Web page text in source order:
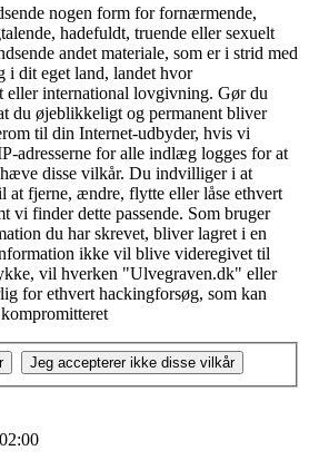
nogen form for fornærmende,
hadefuldt, truende eller sexuelt
andet materiale, som er i strid med
dit eget land, landet hvor
eller international lovgivning. Gør du
du øjeblikkeligt og permanent bliver
til din Internet-udbyder, hvis vi
adresserne for alle indlæg logges for at
disse vilkår. Du indvilliger i at
at fjerne, ændre, flytte eller låse ethvert
vi finder dette passende. Som bruger
du har skrevet, bliver lagret i en
ikke vil blive videregivet til
vil hverken "Ulvegraven.dk" eller
for ethvert hackingforsøg, som kan